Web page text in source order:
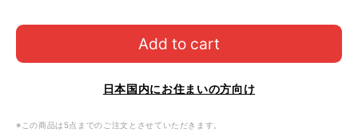
Add to cart
日本国内にお住まいの方向け
※この商品は5点までのご注文とさせていただきます。